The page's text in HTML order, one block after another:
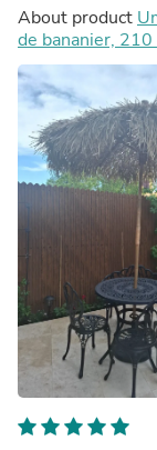
About product
de bananier, 210